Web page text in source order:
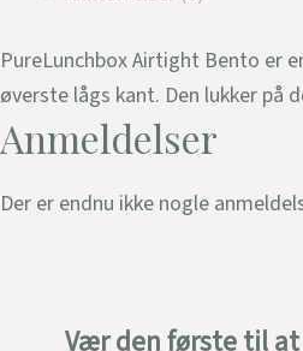
PureLunchbox Airtight Bento er
øverste lågs kant. Den lukker
Anmeldelser
Der er endnu ikke nogle
Vær den første til at